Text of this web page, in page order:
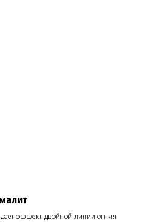
эффект двойной линии огняя